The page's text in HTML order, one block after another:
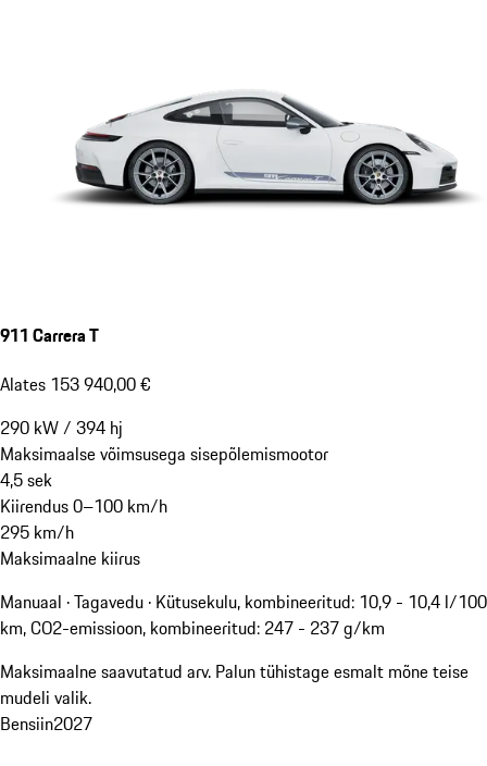
911 Carrera T
Alates 153 940,00 €
290 kW/ 394 hj
Maksimaalse võimsusega sisepõlemismootor
4,5sek
Kiirendus 0–100 km/h
295 km/h
Maksimaalne kiirus
Manuaal · Tagavedu · Kütusekulu, kombineeritud: 10,9 - 10,4 l/100
km, CO2-emissioon, kombineeritud: 247 - 237 g/km
Maksimaalne saavutatud arv. Palun tühistage esmalt mõne teise
mudeli valik.
Bensiin2027